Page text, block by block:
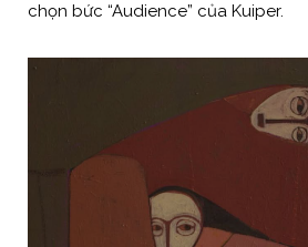
chọn bức “Audience” của Kuiper.